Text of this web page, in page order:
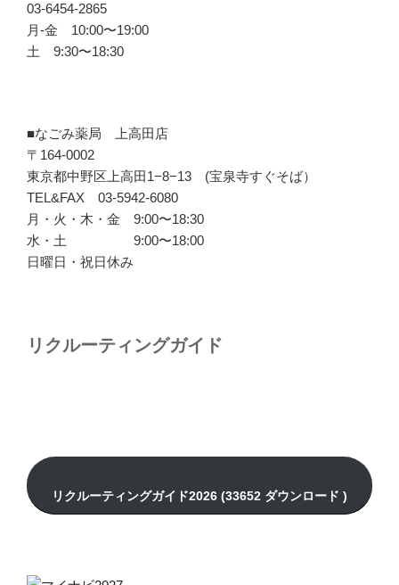
03-6454-2865
月-金 10:00〜19:00
土 9:30〜18:30
■なごみ薬局 上高田店
〒164-0002
東京都中野区上高田1−8−13 (宝泉寺すぐそば）
TEL&FAX 03-5942-6080
月・火・木・金 9:00〜18:30
水・土 9:00〜18:00
日曜日・祝日休み
リクルーティングガイド